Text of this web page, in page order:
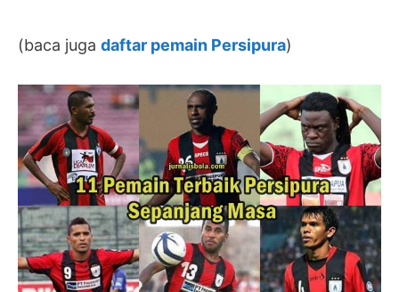
(baca juga daftar pemain Persipura)